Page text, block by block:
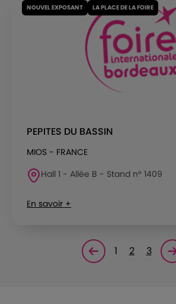
NOUVEL EXPOSANT LA PLACE DE LA FOIRE
PEPITES DU BASSIN
MIOS - FRANCE
Hall 1 - Allée B - Stand n° 1409
En savoir +
Page précédente
1 2 3